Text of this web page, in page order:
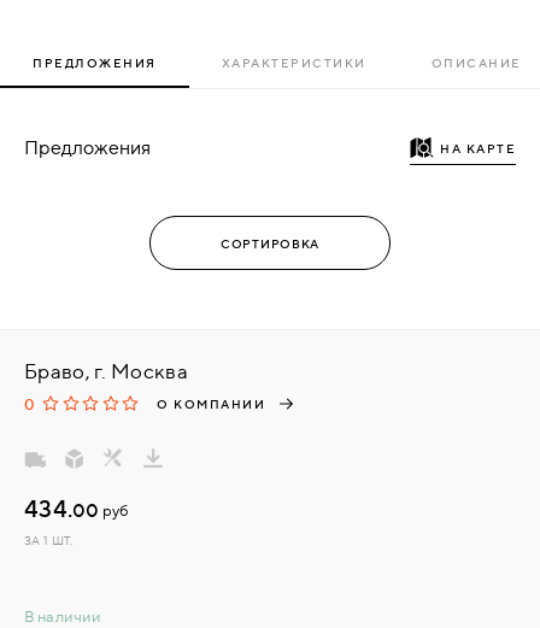
ПРЕДЛОЖЕНИЯ ХАРАКТЕРИСТИКИ ОПИСАНИЕ
Предложения НА КАРТЕ
Браво, г. Москва
0 О КОМПАНИИ
В наличии
434.00 руб
ЗА 1 ШТ.